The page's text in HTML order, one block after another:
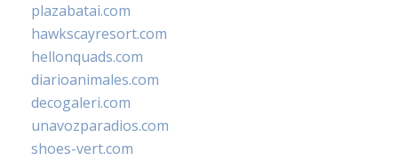
plazabatai.com
hawkscayresort.com
hellonquads.com
diarioanimales.com
decogaleri.com
unavozparadios.com
shoes-vert.com